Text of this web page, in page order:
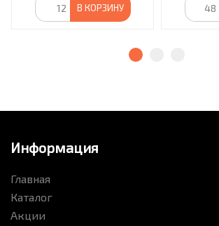
В КОРЗИНУ
Информация
Главная
Каталог
Акции